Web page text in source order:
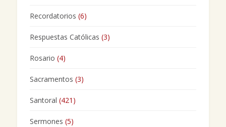
Recordatorios (6)
Respuestas Católicas (3)
Rosario (4)
Sacramentos (3)
Santoral (421)
Sermones (5)